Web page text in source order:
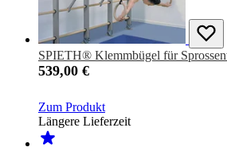
SPIETH® Klemmbügel für
539,00 €
Zum Produkt
Längere Lieferzeit